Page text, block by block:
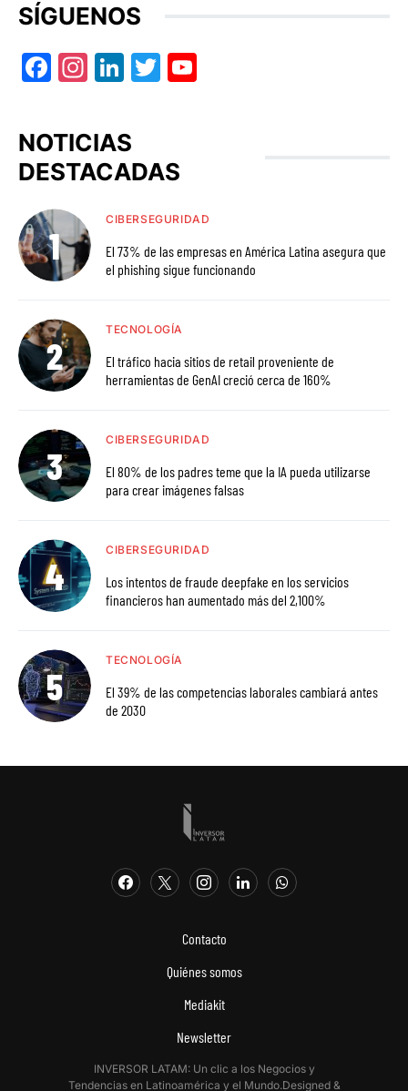
SÍGUENOS
Facebook
Instagram
LinkedIn
Twitter
NOTICIAS
DESTACADAS
CIBERSEGURIDAD
El 73% de las empresas en América Latina asegura que
el phishing sigue funcionando
TECNOLOGÍA
El tráfico hacia sitios de retail proveniente de
herramientas de GenAI creció cerca de 160%
CIBERSEGURIDAD
El 80% de los padres teme que la IA pueda utilizarse
para crear imágenes falsas
CIBERSEGURIDAD
Los intentos de fraude deepfake en los servicios
financieros han aumentado más del 2,100%
TECNOLOGÍA
El 39% de las competencias laborales cambiará antes
de 2030
Contacto
Quiénes somos
Mediakit
Newsletter
INVERSOR LATAM: Un clic a los Negocios y
Tendencias en Latinoamérica y el Mundo.Designed &